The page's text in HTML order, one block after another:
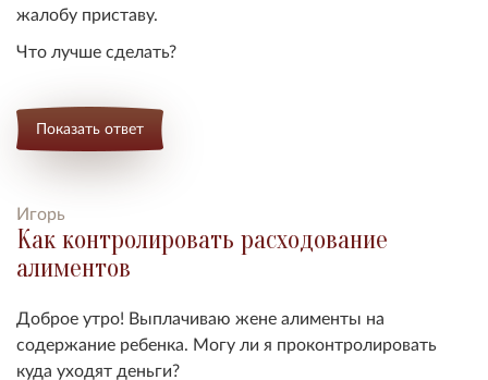
жалобу приставу.
Что лучше сделать?
Показать ответ
Игорь
Как контролировать расходование
алиментов
Доброе утро! Выплачиваю жене алименты на
содержание ребенка. Могу ли я проконтролировать
куда уходят деньги?